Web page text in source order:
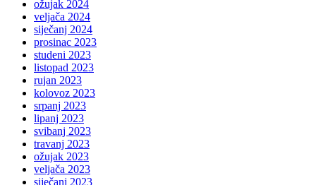
ožujak 2024
veljača 2024
siječanj 2024
prosinac 2023
studeni 2023
listopad 2023
rujan 2023
kolovoz 2023
srpanj 2023
lipanj 2023
svibanj 2023
travanj 2023
ožujak 2023
veljača 2023
siječanj 2023